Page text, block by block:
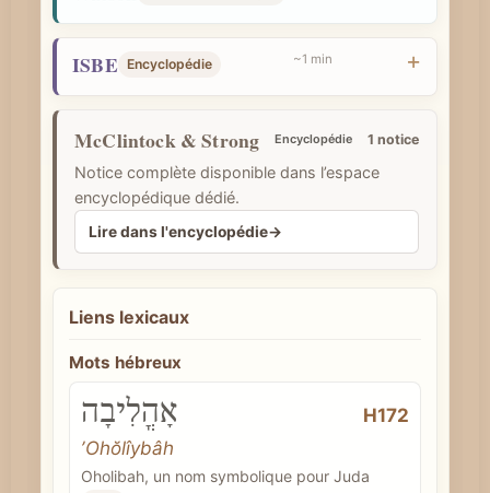
Liens lexicaux
Mots hébreux
אׇהֳלִיבָה
H172
ʼOhŏlîybâh
Oholibah, un nom symbolique pour Juda
ISBE Encyclopédie ~1 min
McClintock & Strong Encyclopédie 1 notice
Notice complète disponible dans l’espace
encyclopédique dédié.
Lire dans l'encyclopédie→